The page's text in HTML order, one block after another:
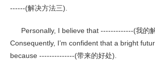
------(解决方法三).
Personally, I believe that -------------(我的
Consequently, I’m confident that a bright
because --------------(带来的好处).